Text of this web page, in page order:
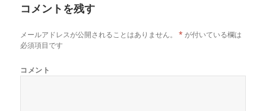
コメントを残す
メールアドレスが公開されることはありません。 * が付いている欄は
必須項目です
コメント